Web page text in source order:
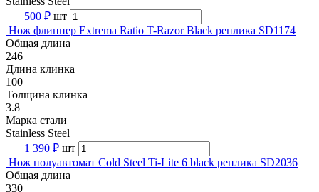
+ − 500 ₽ шт
Нож флиппер Extrema Ratio T-Razor Black реплика SD1174
Общая длина
246
Длина клинка
100
Толщина клинка
3.8
Марка стали
Stainless Steel
+ − 1 390 ₽ шт
Нож полуавтомат Cold Steel Ti-Lite 6 black реплика SD2036
Общая длина
330